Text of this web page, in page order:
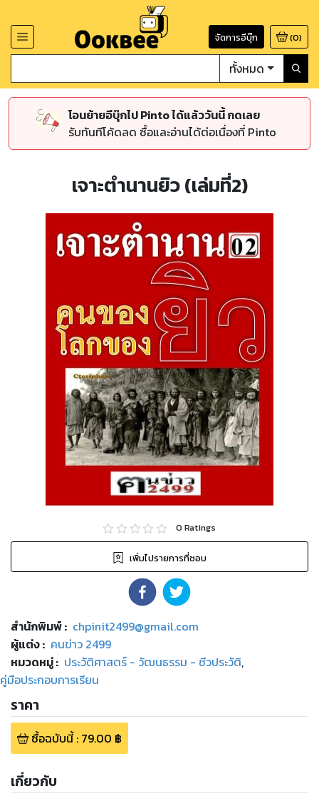
จัดการอีบุ๊ก (0)
ทั้งหมด
โอนย้ายอีบุ๊กไป Pinto ได้แล้ววันนี้ กดเลย
รับทันทีโค้ดลด ซื้อและอ่านได้ต่อเนื่องที่ Pinto
เจาะตำนานยิว (เล่มที่2)
0 Ratings
เพิ่มไปรายการที่ชอบ
สำนักพิมพ์: chpinit2499@gmail.com
ผู้แต่ง : คนข่าว 2499
หมวดหมู่: ประวัติศาสตร์ - วัฒนธรรม - ชีวประวัติ,
คู่มือประกอบการเรียน
ราคา
ซื้อฉบับนี้: 79.00 ฿
เกี่ยวกับ